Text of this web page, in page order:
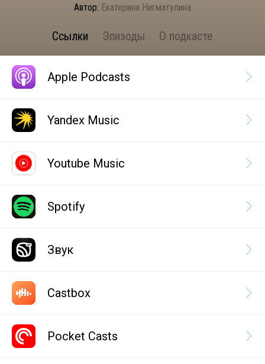
Автор: Екатерина Нигматулина
Ссылки Эпизоды О подкасте
Apple Podcasts
Yandex Music
Youtube Music
Spotify
Звук
Castbox
Pocket Casts